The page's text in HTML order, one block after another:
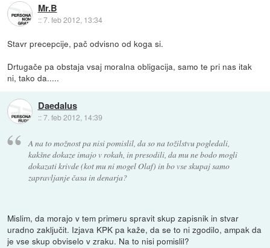
Mr.B
::7. feb 2012, 13:34
Stavr precepcije, pač odvisno od koga si.
Drtugače pa obstaja vsaj moralna obligacija, samo te pri nas itak
ni, tako da.....
Daedalus
::7. feb 2012, 14:39
A na to možnost pa nisi pomislil, da so na tožilstvu pogledali,
kakšne dokaze imajo v rokah, in presodili, da mu ne bodo mogli
dokazati krivde (kot mu ni mogel Olaf) in bo vse skupaj samo
zapravljanje časa in denarja?
Mislim, da morajo v tem primeru spravit skup zapisnik in stvar
uradno zaključit. Izjava KPK pa kaže, da se to ni zgodilo, ampak da
je vse skup obviselo v zraku. Na to nisi pomislil?